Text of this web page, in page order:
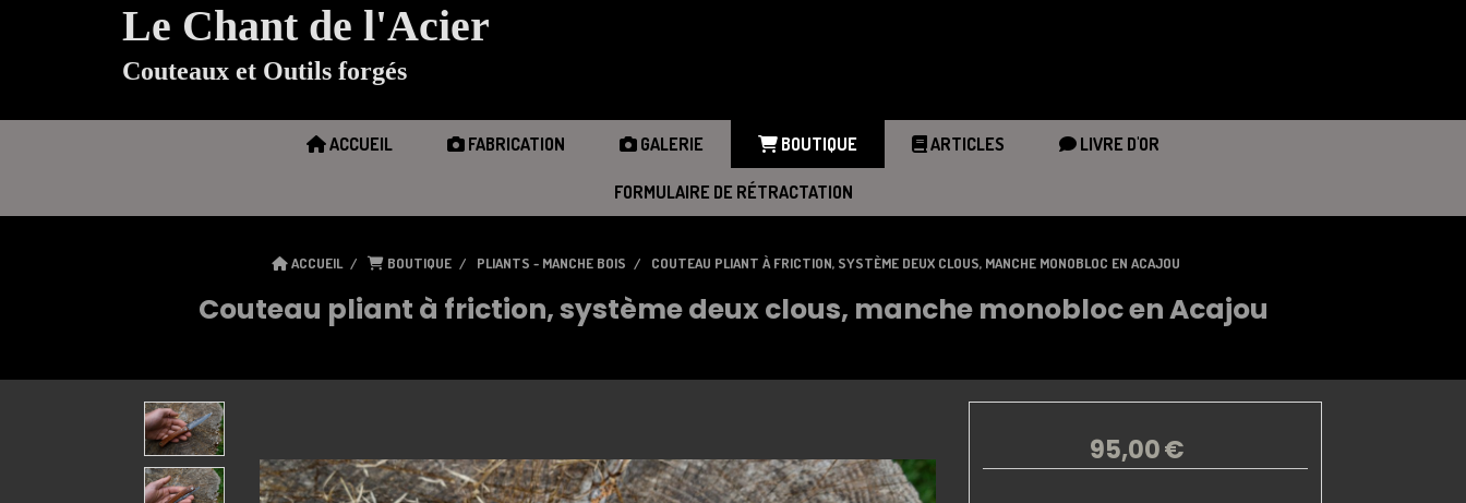
Le Chant de l'Acier
Couteaux et Outils forgés
ACCUEIL FABRICATION GALERIE BOUTIQUE ARTICLES LIVRE D'OR
FORMULAIRE DE RÉTRACTATION
ACCUEIL BOUTIQUE PLIANTS - MANCHE BOIS COUTEAU PLIANT À FRICTION, SYSTÈME DEUX CLOUS, MANCHE MONOBLOC EN ACAJOU
Couteau pliant à friction, système deux clous, manche monobloc en Acajou
95,00€